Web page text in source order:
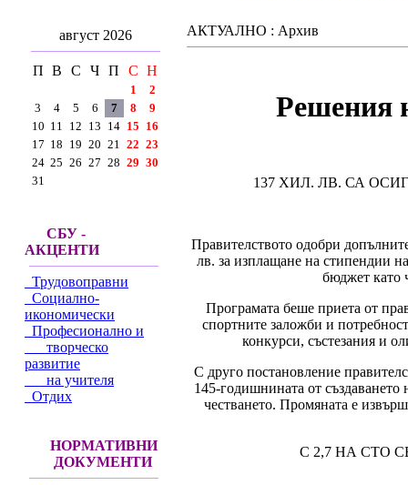
август 2026
П В С Ч П С Н
1
2
3
4 5 6 7 8
9
10 11 12 13 14 15 16
17 18 19 20 21 22 23
24 25 26 27 28 29 30
31
СБУ -
АКЦЕНТИ
Трудовоправни
Социално-
икономически
Професионално и
творческо
развитие
на учителя
Отдих
НОРМАТИВНИ
ДОКУМЕНТИ
АКТУАЛНО : Архив
Решения
137 ХИЛ. ЛВ. СА
Правителството одобри
лв. за изплащане на стипендии
бюджет като
Програмата беше приета от
спортните заложби и
конкурси, състезания и
С друго постановление
145-годишнината от създаването
честването. Промяната е
С 2,7 НА СТО